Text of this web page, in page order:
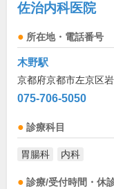
佐治内科医院
所在地・電話番号
木野駅
京都府京都市左京区
075-706-5050
診療科目
胃腸科 内科
診療/受付時間・休